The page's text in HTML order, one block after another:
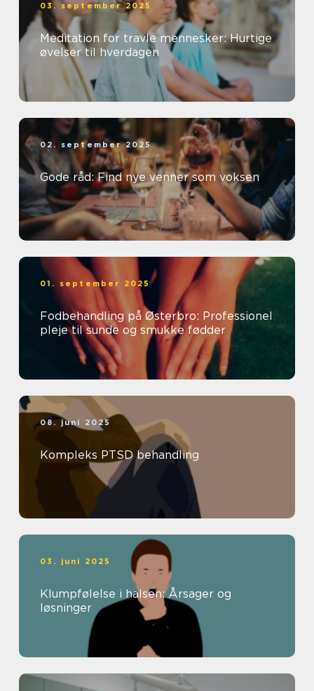
03. september 2025
Meditation for travle mennesker: Hurtige
øvelser til hverdagen
02. september 2025
Gode råd: Find nye venner som voksen
01. september 2025
Fodbehandling på Østerbro: Professionel
pleje til sunde og smukke fødder
08. juni 2025
Kompleks PTSD behandling
03. juni 2025
Klumpfølelse i halsen: Årsager og
løsninger